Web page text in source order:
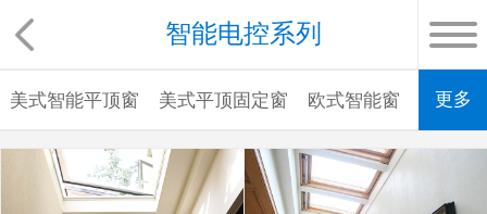
智能电控系列
美式智能平顶窗 美式平顶固定窗 欧式智能窗 欧式太
更多